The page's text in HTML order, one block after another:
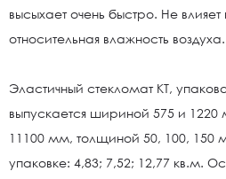
высыхает очень быстро. Не
относительная влажность воздуха.
Эластичный стекломат КТ,
выпускается шириной 575 и 1220
11100 мм, толщиной 50, 100, 150
упаковке: 4,83; 7,52; 12,77 кв.м.